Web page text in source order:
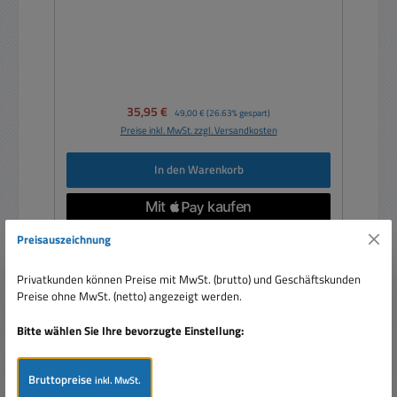
Verkaufspreis:
35,95 € Regulärer Preis:
49,00 € (26.63% gespart)
Preise inkl. MwSt. zzgl. Versandkosten
In den Warenkorb
%Rabatt
Preisauszeichnung
Privatkunden können Preise mit MwSt. (brutto) und Geschäftskunden
Preise ohne MwSt. (netto) angezeigt werden.
Bitte wählen Sie Ihre bevorzugte Einstellung:
Bruttopreiseinkl. MwSt.